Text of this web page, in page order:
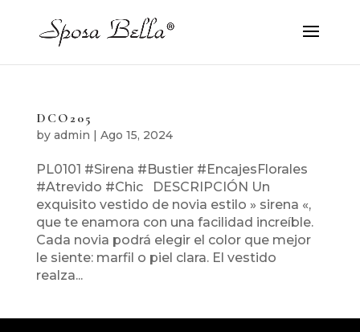
DCO205
by admin | Ago 15, 2024
PL0101 #Sirena #Bustier #EncajesFlorales
#Atrevido #Chic DESCRIPCIÓN Un
exquisito vestido de novia estilo » sirena «,
que te enamora con una facilidad increíble.
Cada novia podrá elegir el color que mejor
le siente: marfil o piel clara. El vestido
realza...